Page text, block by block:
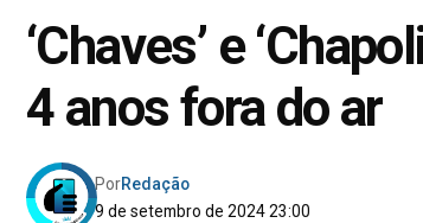
‘Chaves’ e
4 anos fora do ar
9 de setembro de 2024 23:00
PorRedação